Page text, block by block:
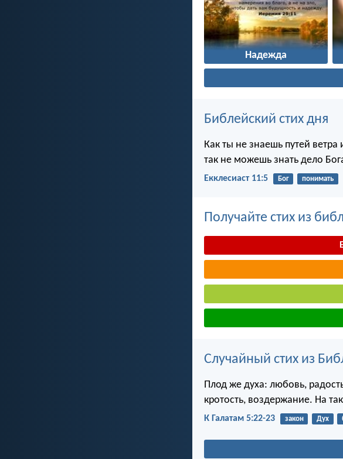
Надежда
Библейский стих дня
Как ты не знаешь путей ветра
так не можешь знать дело
Екклесиаст 11:5 Бог понимать
Получайте стих из
Случайный стих из
Плод же духа: любовь,
кротость, воздержание. На
К Галатам 5:22-23 закон Дух